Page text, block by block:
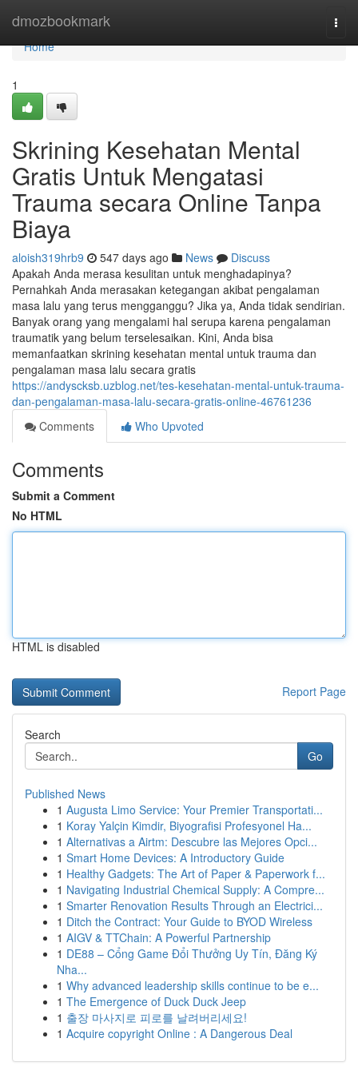
dmozbookmark
Home
Home
1
Skrining Kesehatan Mental
Gratis Untuk Mengatasi
Trauma secara Online Tanpa
Biaya
aloish319hrb9 547 days ago News
Discuss
Apakah Anda merasa kesulitan untuk menghadapinya?
Pernahkah Anda merasakan ketegangan akibat pengalaman
masa lalu yang terus mengganggu? Jika ya, Anda tidak sendirian.
Banyak orang yang mengalami hal serupa karena pengalaman
traumatik yang belum terselesaikan. Kini, Anda bisa
memanfaatkan skrining kesehatan mental untuk trauma dan
pengalaman masa lalu secara gratis
https://andyscksb.uzblog.net/tes-kesehatan-mental-untuk-trauma-
dan-pengalaman-masa-lalu-secara-gratis-online-46761236
Comments
Who Upvoted
Comments
Submit a Comment
No HTML
HTML is disabled
Report Page
Search
Go
Published News
1 Augusta Limo Service: Your Premier Transportati...
1 Koray Yalçin Kimdir, Biyografisi Profesyonel Ha...
1 Alternativas a Airtm: Descubre las Mejores Opci...
1 Smart Home Devices: A Introductory Guide
1 Healthy Gadgets: The Art of Paper & Paperwork f...
1 Navigating Industrial Chemical Supply: A Compre...
1 Smarter Renovation Results Through an Electrici...
1 Ditch the Contract: Your Guide to BYOD Wireless
1 AIGV & TTChain: A Powerful Partnership
1 DE88 – Cổng Game Đổi Thưởng Uy Tín, Đăng Ký
Nha...
1 Why advanced leadership skills continue to be e...
1 The Emergence of Duck Duck Jeep
1 출장 마사지로 피로를 날려버리세요!
1 Acquire copyright Online : A Dangerous Deal